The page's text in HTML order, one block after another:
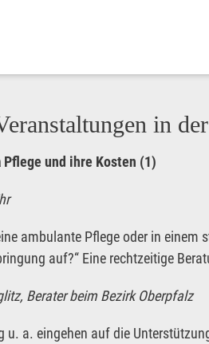
in
Pflege und ihre Kosten (1)
ambulante Pflege oder in
auf?“ Eine rechtzeitige
Berater beim Bezirk Oberpfalz
u. a. eingehen auf die